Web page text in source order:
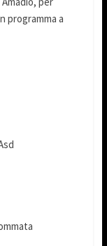
programma a